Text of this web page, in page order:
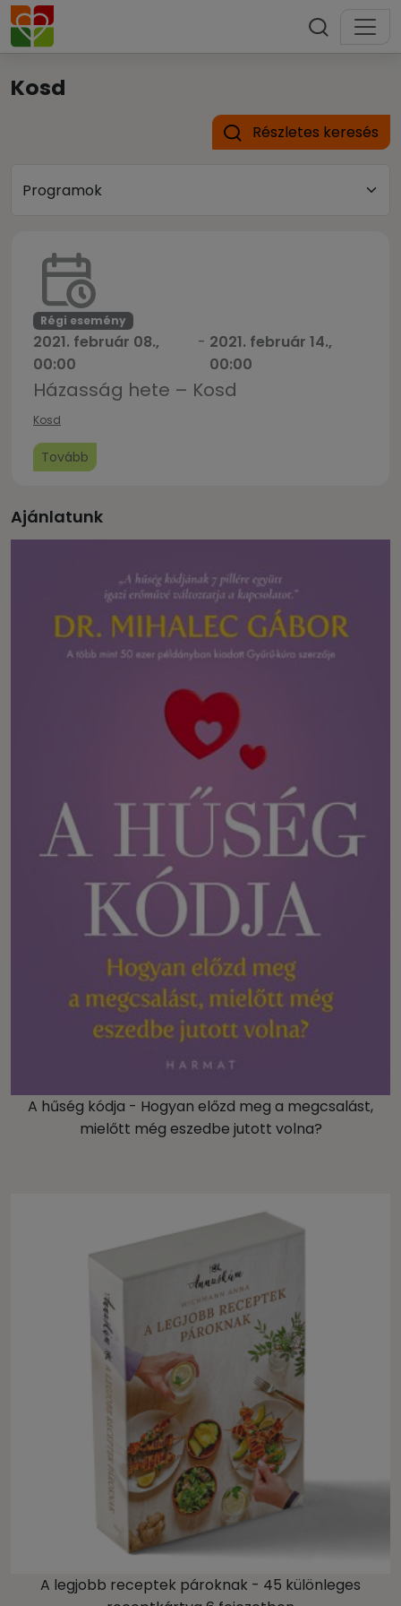
Kosd
Részletes keresés
Régi esemény
2021. február 08.,
00:00
- 2021. február 14.,
00:00
Házasság hete – Kosd
Kosd
Tovább
Ajánlatunk
A hűség kódja - Hogyan előzd meg a megcsalást,
mielőtt még eszedbe jutott volna?
A legjobb receptek pároknak - 45 különleges